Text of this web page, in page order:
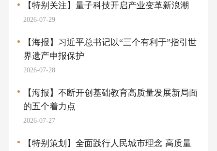
2026-07-29
【特别关注】量子科技开启产业变革新浪潮
2026-07-28
【海报】习近平总书记以“三个有利于”指引世
界遗产申报保护
2026-07-27
【海报】不断开创基础教育高质量发展新局面
的五个着力点
【特别策划】全面践行人民城市理念 高质量